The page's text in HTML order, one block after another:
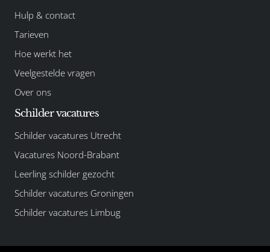
Hulp & contact
Tarieven
Hoe werkt het
Veelgestelde vragen
Over ons
Schilder vacatures
Schilder vacatures Utrecht
Vacatures Noord-Brabant
Leerling schilder gezocht
Schilder vacatures Groningen
Schilder vacatures Limbug